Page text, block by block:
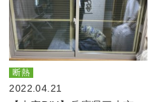
断熱
2022.04.21